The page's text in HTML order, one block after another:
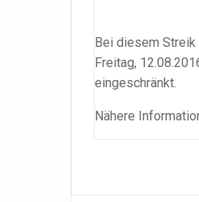
Bei diesem
Freitag,
eingeschränkt.
Nähere